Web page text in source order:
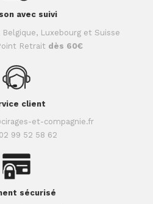
avec suivi
Luxebourg et Suisse
Retrait dès 60€
client
et-compagnie.fr
02 99 52 58 62
sécurisé